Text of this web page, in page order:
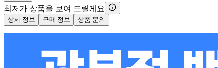
최저가 상품을 보여 드릴게요
상세 정보 구매 정보 상품 문의